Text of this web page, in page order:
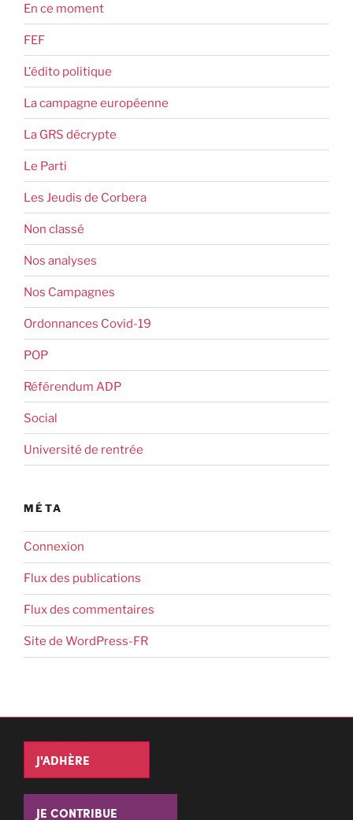
En ce moment
FEF
L'édito politique
La campagne européenne
La GRS décrypte
Le Parti
Les Jeudis de Corbera
Non classé
Nos analyses
Nos Campagnes
Ordonnances Covid-19
POP
Référendum ADP
Social
Université de rentrée
MÉTA
Connexion
Flux des publications
Flux des commentaires
Site de WordPress-FR
J'ADHÈRE
JE CONTRIBUE